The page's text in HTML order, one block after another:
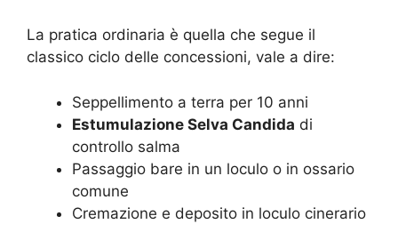
La pratica ordinaria è quella che segue il
classico ciclo delle concessioni, vale a dire:
Seppellimento a terra per 10 anni
Estumulazione Selva Candida di
controllo salma
Passaggio bare in un loculo o in ossario
comune
Cremazione e deposito in loculo cinerario